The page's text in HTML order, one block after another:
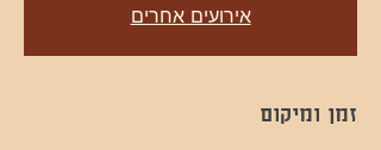
אירועים אחרים
זמן ומיקום